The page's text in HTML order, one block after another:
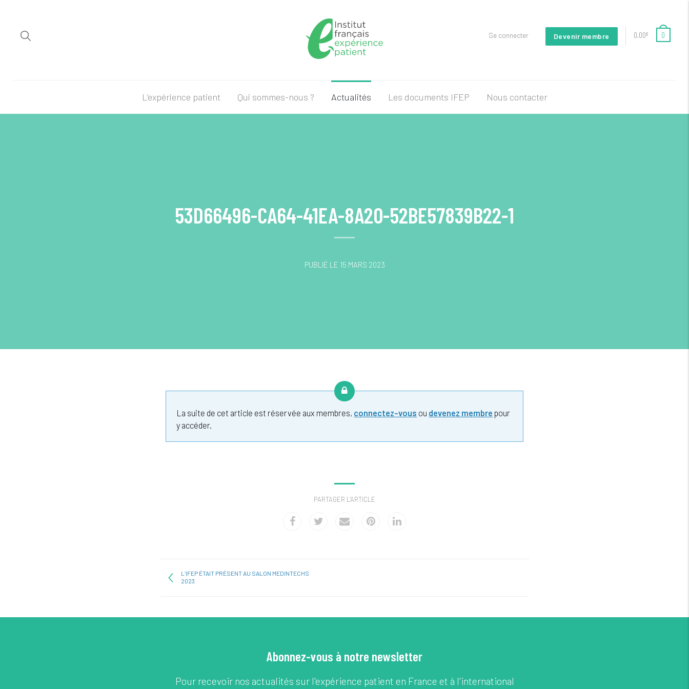
0,00€ 0
Se connecter Devenir membre
L’expérience patient Qui sommes-nous ? Actualités Les documents IFEP Nous contacter
53D66496-CA64-41EA-8A20-52BE57839B22-1
PUBLIÉ LE 15 MARS 2023
La suite de cet article est réservée aux membres, connectez-vous ou devenez membre pour
y accéder.
PARTAGER L'ARTICLE
L’IFEP ÉTAIT PRÉSENT AU SALON MEDINTECHS
2023
Abonnez-vous à notre newsletter
Pour recevoir nos actualités sur l'expérience patient en France et à l'international